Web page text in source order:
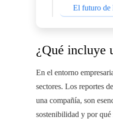
El futuro de
¿Qué incluye
En el entorno
sectores. Los reportes
una compañía, son
sostenibilidad y por